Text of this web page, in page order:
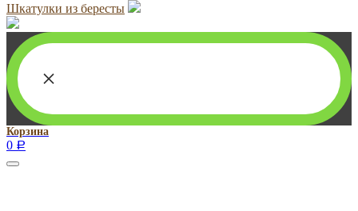
Шкатулки из бересты
×
Корзина
0 Р